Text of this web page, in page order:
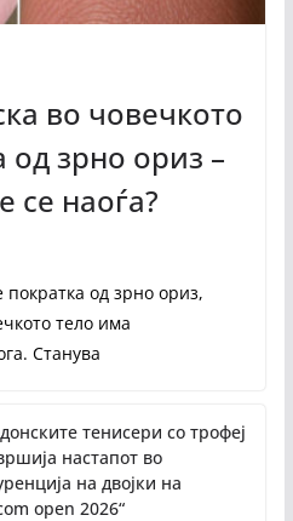
во човечкото
од зрно ориз –
се наоѓа?
од зрно ориз,
тело има
Станува
тенисери со трофеј
настапот во
на двојки на
open 2026“